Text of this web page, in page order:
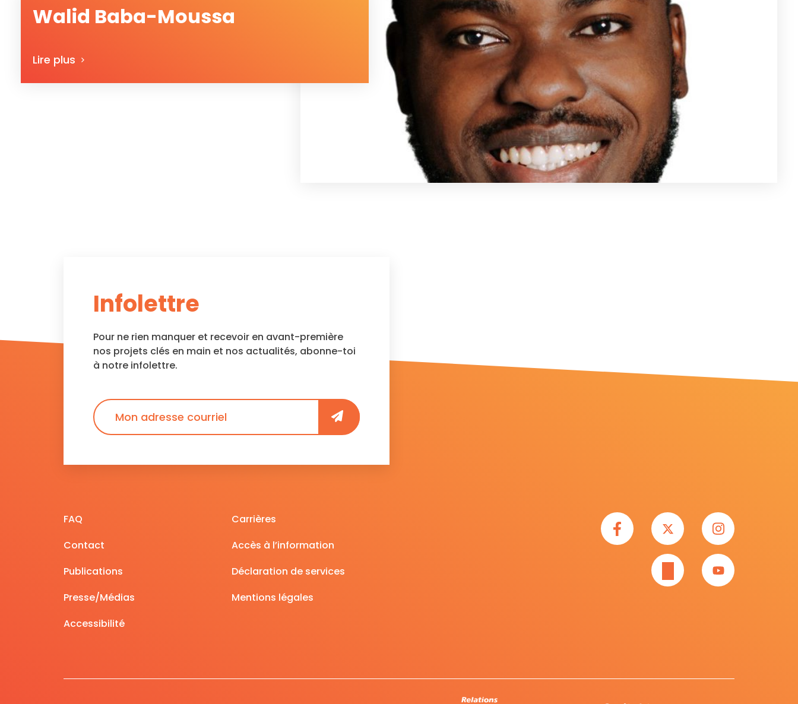
Walid Baba-Moussa
Lire plus
Infolettre
Pour ne rien manquer et recevoir en avant-première
nos projets clés en main et nos actualités, abonne-toi
à notre infolettre.
FAQ
Contact
Publications
Presse/Médias
Accessibilité
Carrières
Accès à l’information
Déclaration de services
Mentions légales